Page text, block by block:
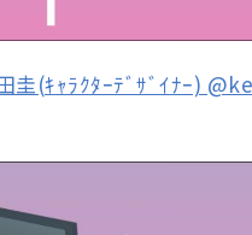
圭(ｷｬﾗｸﾀｰﾃﾞｻﾞｲﾅｰ)